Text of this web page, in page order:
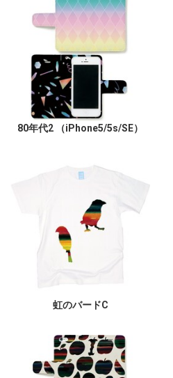
80年代2 （iPhone5/5s/SE）
虹のバードC